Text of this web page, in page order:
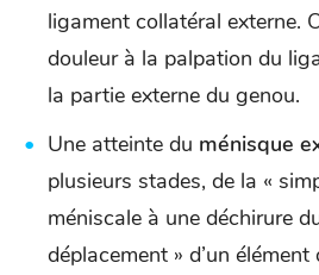
ligament collatéral externe.
douleur à la palpation du
la partie externe du genou.
Une atteinte du ménisque
plusieurs stades, de la «
méniscale à une déchirure
déplacement » d’un